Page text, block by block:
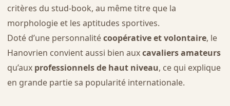
critères du stud-book, au même titre que la
morphologie et les aptitudes sportives.
Doté d’une personnalitécoopérative et volontaire, le
Hanovrien convient aussi bien auxcavaliers amateurs
qu’aux professionnels de haut niveau, ce qui explique
en grande partie sa popularité internationale.